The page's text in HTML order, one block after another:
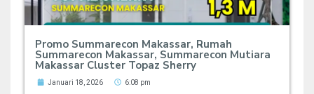
Promo Summarecon Makassar, Rumah
Summarecon Makassar, Summarecon Mutiara
Makassar Cluster Topaz Sherry
Januari 18, 2026 6:08 pm